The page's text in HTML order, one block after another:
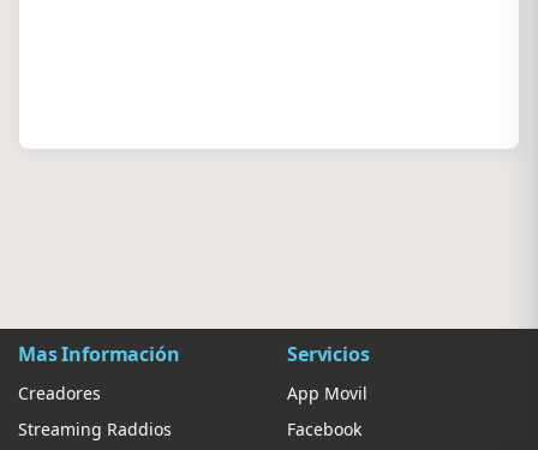
Mas Información
Creadores
Streaming Raddios
Servicios
App Movil
Facebook